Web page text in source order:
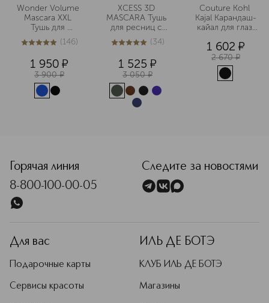
Wonder Volume
Mascara XXL
Тушь для
максимального
объема ресниц
4.9из5146 (146)
1 950 ¤
3 900 ¤
XCESS 3D
MASCARA Тушь
для ресниц с
3D-эффектом
4.9из534 (34)
1 525 ¤
3 050 ¤
Couture Kohl
Kajal Карандаш-
кайал для глаз
1 602 ¤
2 670 ¤
Горячая линия
8-800-100-00-05
Следите за новостями
Для вас
Подарочные карты
Сервисы красоты
ИЛЬ ДЕ БОТЭ
КЛУБ ИЛЬ ДЕ БОТЭ
Магазины